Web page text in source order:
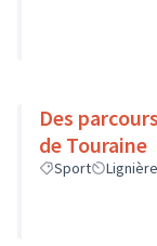
Des
de Touraine
Sport